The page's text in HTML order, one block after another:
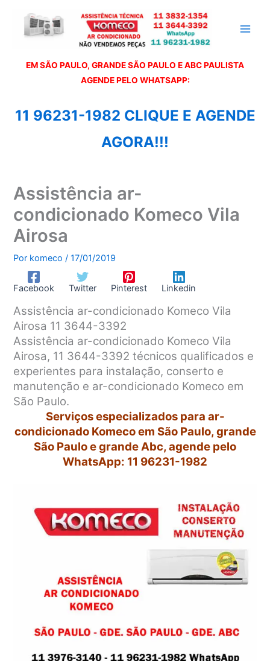
EM SÃO PAULO, GRANDE SÃO PAULO E ABC PAULISTA
AGENDE PELO WHATSAPP:
11 96231-1982 CLIQUE E AGENDE
AGORA!!!
Assistência ar-
condicionado Komeco Vila
Airosa
Por komeco/17/01/2019
Facebook Twitter Pinterest Linkedin
Assistência ar-condicionado Komeco Vila
Airosa 11 3644-3392
Assistência ar-condicionado Komeco Vila
Airosa, 11 3644-3392 técnicos qualificados e
experientes para instalação, conserto e
manutenção e ar-condicionado Komeco em
São Paulo.
Serviços especializados para ar-
condicionado Komeco em São Paulo, grande
São Paulo e grande Abc, agende pelo
WhatsApp: 11 96231-1982